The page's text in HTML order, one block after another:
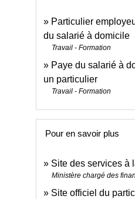
Particulier
du salarié à domicile
Travail - Formation
Paye du salarié à
un particulier
Travail - Formation
Pour en savoir plus
Site des services à
Ministère chargé des
Site officiel du